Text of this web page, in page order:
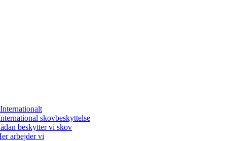
Internationalt
skovbeskyttelse
beskytter vi skov
arbejder vi